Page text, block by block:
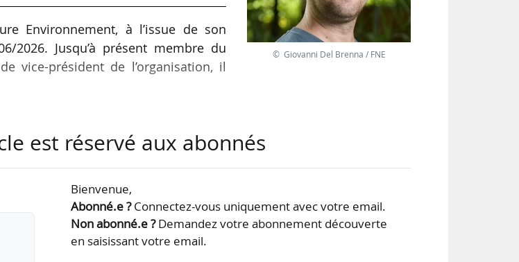
Environnement, à l’issue de son
2026. Jusqu’à présent membre du
vice-président de l’organisation, il
il y a une dizaine d’années, puis
à apporter des réponses aux
© Giovanni Del Brenna / FNE
est réservé aux abonnés
Bienvenue,
Abonné.e ?Connectez-vous uniquement avec votre email.
Non abonné.e ?Demandez votre abonnement découverte
en saisissant votre email.